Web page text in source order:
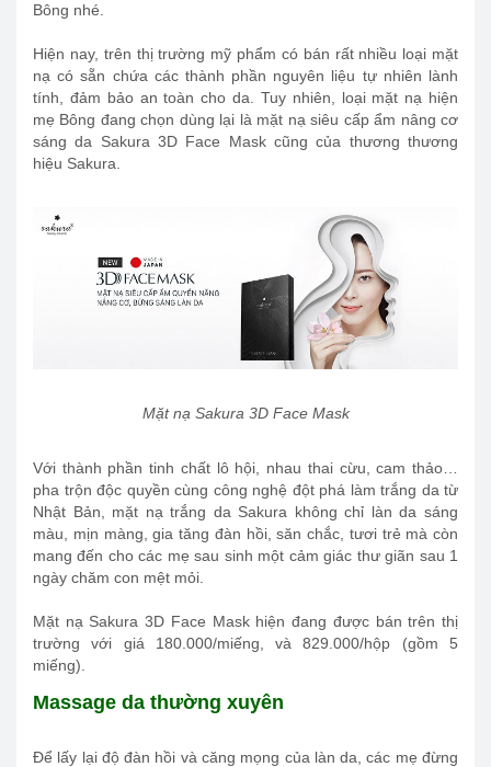
Bông nhé.
Hiện nay, trên thị trường mỹ phẩm có bán rất nhiều loại mặt
nạ có sẵn chứa các thành phần nguyên liệu tự nhiên lành
tính, đảm bảo an toàn cho da. Tuy nhiên, loại mặt nạ hiện
mẹ Bông đang chọn dùng lại là mặt nạ siêu cấp ẩm nâng cơ
sáng da Sakura 3D Face Mask cũng của thương thương
hiệu Sakura.
Mặt nạ Sakura 3D Face Mask
Với thành phần tinh chất lô hội, nhau thai cừu, cam thảo…
pha trộn độc quyền cùng công nghệ đột phá làm trắng da từ
Nhật Bản, mặt nạ trắng da Sakura không chỉ làn da sáng
màu, mịn màng, gia tăng đàn hồi, săn chắc, tươi trẻ mà còn
mang đến cho các mẹ sau sinh một cảm giác thư giãn sau 1
ngày chăm con mệt mỏi.
Mặt nạ Sakura 3D Face Mask hiện đang được bán trên thị
trường với giá 180.000/miếng, và 829.000/hộp (gồm 5
miếng).
Massage da thường xuyên
Để lấy lại độ đàn hồi và căng mọng của làn da, các mẹ đừng